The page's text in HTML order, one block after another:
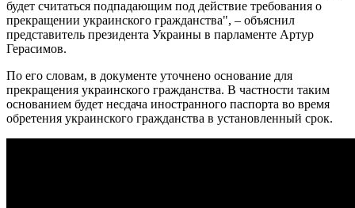
будет считаться подпадающим под действие требования о
прекращении украинского гражданства", – объяснил
представитель президента Украины в парламенте Артур
Герасимов.
По его словам, в документе уточнено основание для
прекращения украинского гражданства. В частности таким
основанием будет несдача иностранного паспорта во время
обретения украинского гражданства в установленный срок.